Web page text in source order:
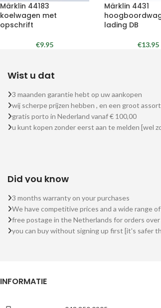
Märklin 44183
koelwagen met
opschrift
€9.95
Märklin 4431
lading DB
€13.95
Wist u dat
3 maanden garantie hebt op uw aankopen
wij scherpe prijzen hebben , en een groot
gratis porto in Nederland vanaf € 100,00
u kunt kopen zonder eerst aan te melden [wel
Did you know
3 months warranty on your purchases
We have competitive prices and a wide range
free postage in the Netherlands for orders
you can buy without signing up first [it's safer
INFORMATIE